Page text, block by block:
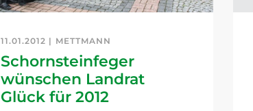
11.01.2012 | METTMANN
Schornsteinfeger
wünschen Landrat
Glück für 2012